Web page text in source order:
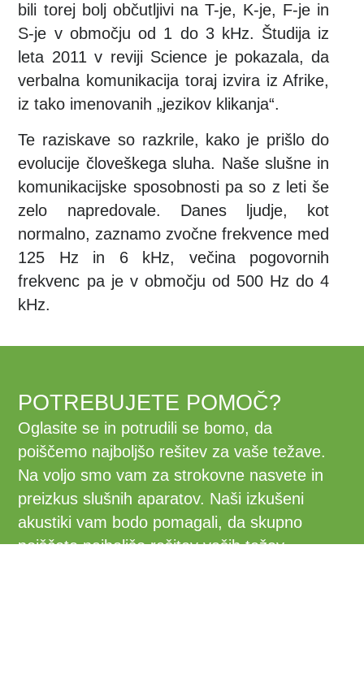
bili torej bolj občutljivi na T-je, K-je, F-je in
S-je v območju od 1 do 3 kHz. Študija iz
leta 2011 v reviji Science je pokazala, da
verbalna komunikacija toraj izvira iz Afrike,
iz tako imenovanih „jezikov klikanja“.
Te raziskave so razkrile, kako je prišlo do
evolucije človeškega sluha. Naše slušne in
komunikacijske sposobnosti pa so z leti še
zelo napredovale. Danes ljudje, kot
normalno, zaznamo zvočne frekvence med
125 Hz in 6 kHz, večina pogovornih
frekvenc pa je v območju od 500 Hz do 4
kHz.
POTREBUJETE POMOČ?
Oglasite se in potrudili se bomo, da
poiščemo najboljšo rešitev za vaše težave.
Na voljo smo vam za strokovne nasvete in
preizkus slušnih aparatov. Naši izkušeni
akustiki vam bodo pomagali, da skupno
poiščete najboljšo rešitev vaših težav.